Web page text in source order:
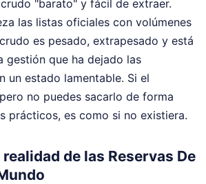
"barato" y fácil de extraer.
las listas oficiales con volúmenes
es pesado, extrapesado y está
gestión que ha dejado las
un estado lamentable. Si el
no puedes sacarlo de forma
prácticos, es como si no existiera.
de las Reservas De